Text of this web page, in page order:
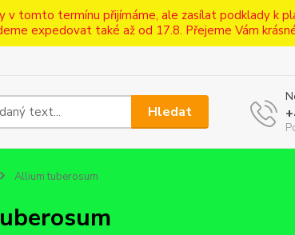
v tomto termínu přijímáme, ale zasílat podklady k
expedovat také až od 17.8. Přejeme Vám
Hledat
Allium tuberosum